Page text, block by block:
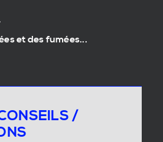
et des fumées...
/